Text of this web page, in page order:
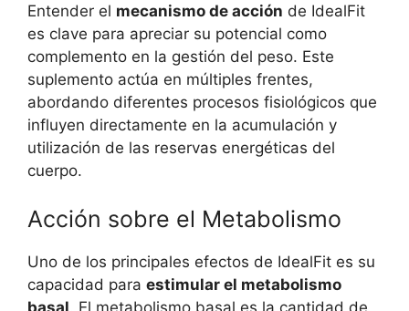
Entender el mecanismo de acción de IdealFit
es clave para apreciar su potencial como
complemento en la gestión del peso. Este
suplemento actúa en múltiples frentes,
abordando diferentes procesos fisiológicos que
influyen directamente en la acumulación y
utilización de las reservas energéticas del
cuerpo.
Acción sobre el Metabolismo
Uno de los principales efectos de IdealFit es su
capacidad para estimular el metabolismo